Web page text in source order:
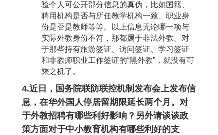
验个人可公开部分信息的真伪，比如国籍、
聘用机构是否与所任教学机构一致、职业身
份是否是教师等等。以上信息无论哪一项与
实际外教身份不符，那都属于非法外教。对
于那些持有旅游签证、访问签证、学习签证
和非教师职业工作签证的“黑外教”，就没有可
乘之机了。
4.近日，国务院联防联控机制发布会上发布信
息，在华外国人停居留期限延长两个月。对
于外教招聘有哪些利好影响？另外请谈谈政
策方面对于中小教育机构有哪些利好的支